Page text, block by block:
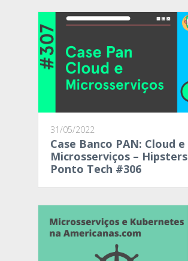
31/05/2022
Case Banco PAN: Cloud e
Microsserviços – Hipsters
Ponto Tech #306